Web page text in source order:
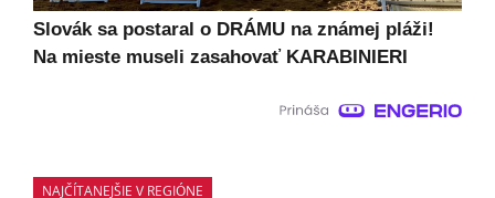
Slovák sa postaral o DRÁMU na známej pláži!
Na mieste museli zasahovať KARABINIERI
NAJČÍTANEJŠIE V REGIÓNE